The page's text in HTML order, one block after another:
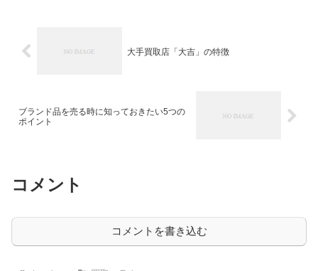
大手買取店「大吉」の特徴
ブランド品を売る時に知っておきたい5つの
ポイント
コメント
コメントを書き込む